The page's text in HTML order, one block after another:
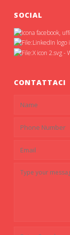
SOCIAL
CONTATTACI